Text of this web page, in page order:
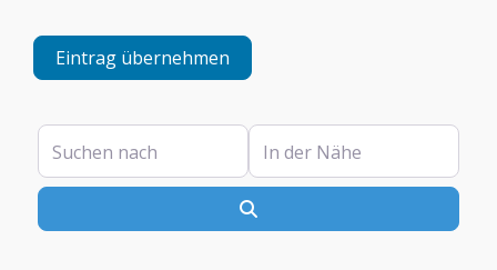
Eintrag übernehmen
Suchen nach In der Nähe